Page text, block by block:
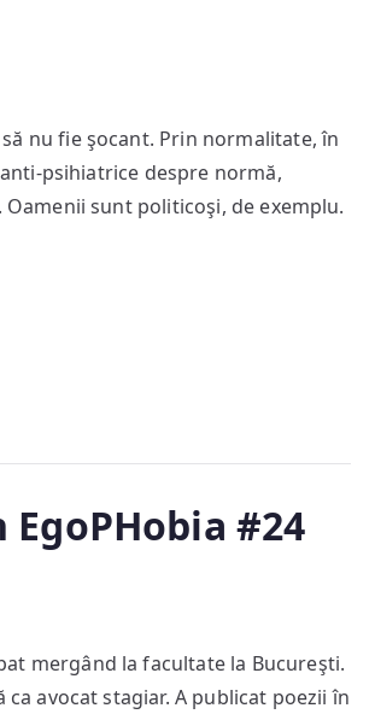
nu fie şocant. Prin normalitate, în
psihiatrice despre normă,
sunt politicoşi, de exemplu.
#24
mergând la facultate la Bucureşti.
avocat stagiar. A publicat poezii în